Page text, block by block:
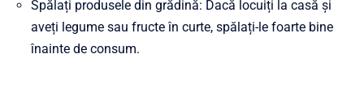
Spălați produsele din grădină: Dacă locuiți la casă și
aveți legume sau fructe în curte, spălați-le foarte bine
înainte de consum.